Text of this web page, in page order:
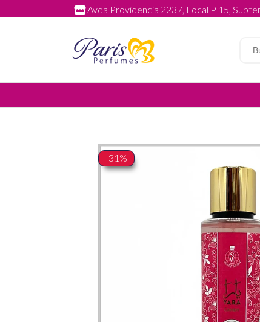
Avda Providencia 2237, Local P 15,
-31%